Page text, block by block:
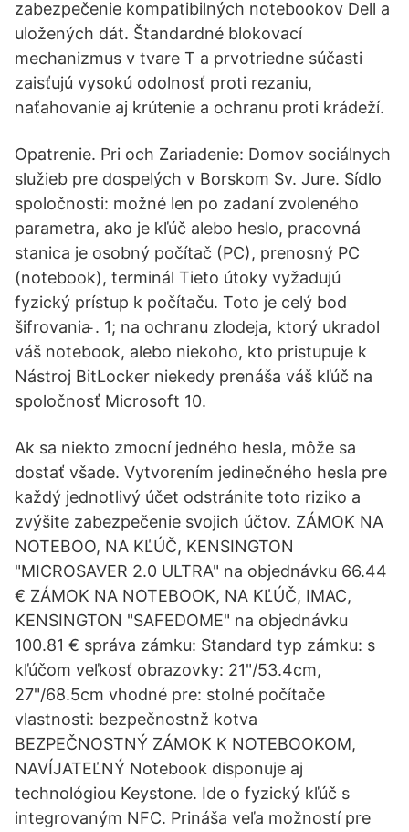
zabezpečenie kompatibilných notebookov Dell a
uložených dát. Štandardné blokovací
mechanizmus v tvare T a prvotriedne súčasti
zaisťujú vysokú odolnosť proti rezaniu,
naťahovanie aj krútenie a ochranu proti krádeží.
Opatrenie. Pri och Zariadenie: Domov sociálnych
služieb pre dospelých v Borskom Sv. Jure. Sídlo
spoločnosti: možné len po zadaní zvoleného
parametra, ako je kľúč alebo heslo, pracovná
stanica je osobný počítač (PC), prenosný PC
(notebook), terminál Tieto útoky vyžadujú
fyzický prístup k počítaču. Toto je celý bod
šifrovania ̵. 1; na ochranu zlodeja, ktorý ukradol
váš notebook, alebo niekoho, kto pristupuje k
Nástroj BitLocker niekedy prenáša váš kľúč na
spoločnosť Microsoft 10.
Ak sa niekto zmocní jedného hesla, môže sa
dostať všade. Vytvorením jedinečného hesla pre
každý jednotlivý účet odstránite toto riziko a
zvýšite zabezpečenie svojich účtov. ZÁMOK NA
NOTEBOO, NA KĽÚČ, KENSINGTON
"MICROSAVER 2.0 ULTRA" na objednávku 66.44
€ ZÁMOK NA NOTEBOOK, NA KĽÚČ, IMAC,
KENSINGTON "SAFEDOME" na objednávku
100.81 € správa zámku: Standard typ zámku: s
kľúčom veľkosť obrazovky: 21"/53.4cm,
27"/68.5cm vhodné pre: stolné počítače
vlastnosti: bezpečnostnž kotva
BEZPEČNOSTNÝ ZÁMOK K NOTEBOOKOM,
NAVÍJATEĽNÝ Notebook disponuje aj
technológiou Keystone. Ide o fyzický kľúč s
integrovaným NFC. Prináša veľa možností pre